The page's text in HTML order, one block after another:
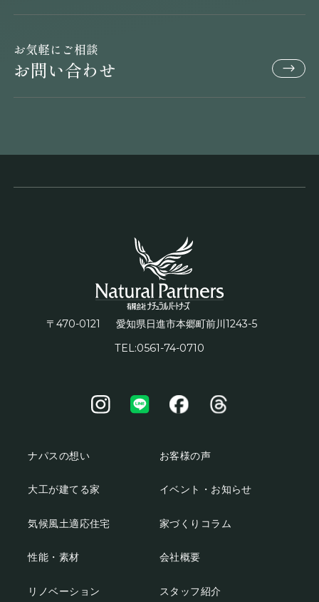
お気軽にご相談
お問い合わせ
〒470-0121 愛知県日進市本郷町前川 1243-5
TEL:0561-74-0710
ナパスの想い
大工が建てる家
気候風土適応住宅
性能・素材
リノベーション
お客様の声
イベント・お知らせ
家づくりコラム
会社概要
スタッフ紹介